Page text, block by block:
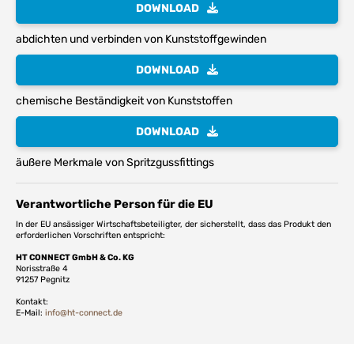
DOWNLOAD
abdichten und verbinden von Kunststoffgewinden
DOWNLOAD
chemische Beständigkeit von Kunststoffen
DOWNLOAD
äußere Merkmale von Spritzgussfittings
Verantwortliche Person für die EU
In der EU ansässiger Wirtschaftsbeteiligter, der sicherstellt, dass das Produkt den
erforderlichen Vorschriften entspricht:
HT CONNECT GmbH & Co. KG
Norisstraße 4
91257 Pegnitz
Kontakt:
E-Mail: info@ht-connect.de